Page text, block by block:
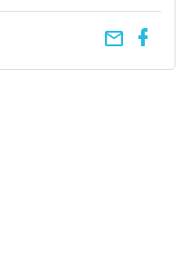
email